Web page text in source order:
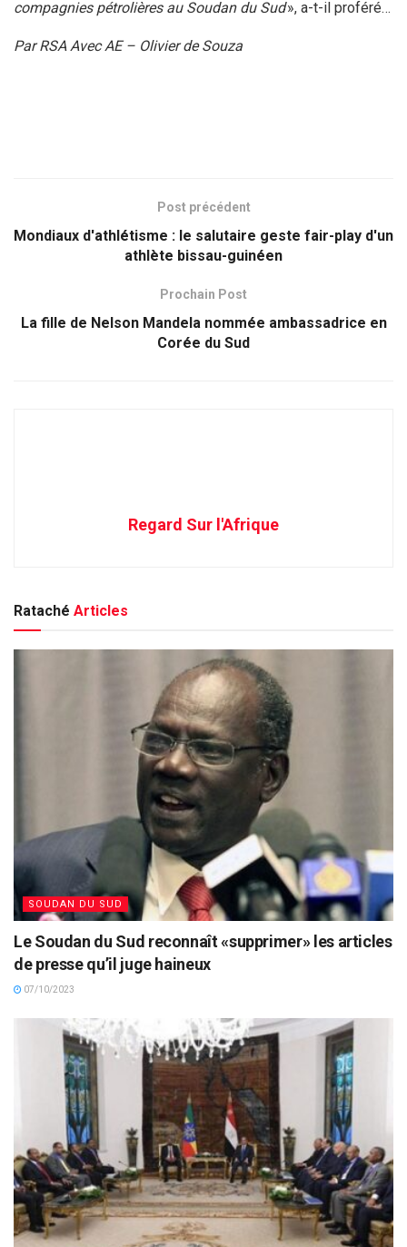
compagnies pétrolières au Soudan du Sud», a-t-il proféré…
Par RSA Avec AE – Olivier de Souza
Post précédent
Mondiaux d'athlétisme : le salutaire geste fair-play d'un
athlète bissau-guinéen
Prochain Post
La fille de Nelson Mandela nommée ambassadrice en
Corée du Sud
Regard Sur l'Afrique
Rataché Articles
SOUDAN DU SUD
Le Soudan du Sud reconnaît «supprimer» les articles
de presse qu’il juge haineux
07/10/2023